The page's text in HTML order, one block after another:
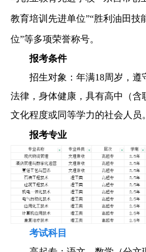
教育培训先进单位”“胜利油田技
位”等多项荣誉称号。
报考条件
招生对象：年满18周岁，
法律，身体健康，具有高中（含
文化程度或同等学力的社会人员。
报考专业
考试科目